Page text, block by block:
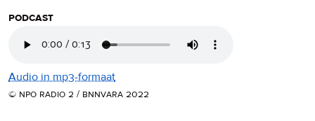
podcast
Audio in mp3-formaat
© npo radio 2 / bnnvara 2022